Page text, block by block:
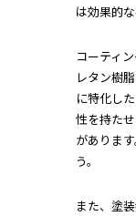
は効果的な
コーティ
レタン樹
に特化し
性を持た
がありま
う。
また、塗